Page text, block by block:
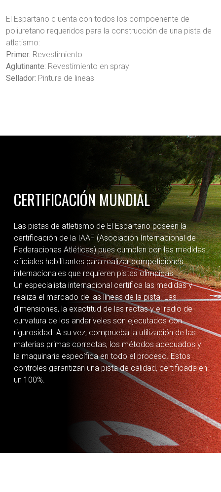
El Espartano c uenta con todos los compoenente de
poliuretano requeridos para la construcción de una pista de
atletismo:
Primer: Revestimiento
Aglutinante: Revestimiento en spray
Sellador: Pintura de lineas
CERTIFICACIÓN MUNDIAL
Las pistas de atletismo de El Espartano poseen la
certificación de la IAAF (Asociación Internacional de
Federaciones Atléticas) pues cumplen con las medidas
oficiales habilitantes para realizar competiciones
internacionales que requieren pistas olímpicas.
Un especialista internacional certifica las medidas y
realiza el marcado de las líneas de la pista. Las
dimensiones, la exactitud de las rectas y el radio de
curvatura de los andariveles son ejecutados con
rigurosidad. A su vez, comprueba la utilización de las
materias primas correctas, los métodos adecuados y
la maquinaria específica en todo el proceso. Estos
controles garantizan una pista de calidad, certificada en
un 100%.